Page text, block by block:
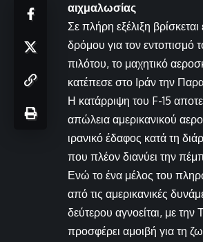
αιχμαλωσίας
Σε πλήρη εξέλιξη
δρόμου για τον εντοπισμό
πιλότου, το μαχητικό
κατέπεσε στο Ιράν την
Η κατάρριψη του F-15
απώλεια αμερικανικού
ιρανικό έδαφος κατά τη
που πλέον διανύει την
Ενώ το ένα μέλος του
από τις αμερικανικές
δεύτερου αγνοείται, με την
προσφέρει αμοιβή για τη